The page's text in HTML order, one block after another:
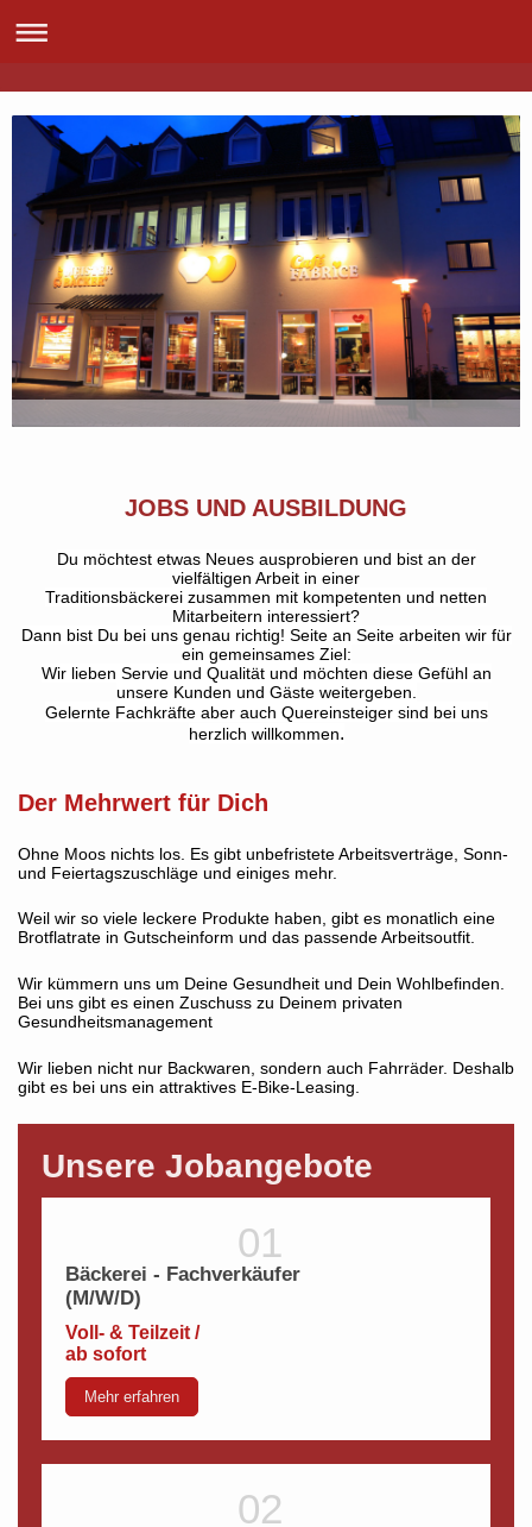
JOBS UND AUSBILDUNG
Du möchtest etwas Neues ausprobieren und bist an der
vielfältigen Arbeit in einer
Traditionsbäckerei zusammen mit kompetenten und netten
Mitarbeitern interessiert?
Dann bist Du bei uns genau richtig! Seite an Seite arbeiten wir für
ein gemeinsames Ziel:
Wir lieben Servie und Qualität und möchten diese Gefühl an
unsere Kunden und Gäste weitergeben.
Gelernte Fachkräfte aber auch Quereinsteiger sind bei uns
herzlich willkommen.
Der Mehrwert für Dich
Ohne Moos nichts los. Es gibt unbefristete Arbeitsverträge, Sonn-
und Feiertagszuschläge und einiges mehr.
Weil wir so viele leckere Produkte haben, gibt es monatlich eine
Brotflatrate in Gutscheinform und das passende Arbeitsoutfit.
Wir kümmern uns um Deine Gesundheit und Dein Wohlbefinden.
Bei uns gibt es einen Zuschuss zu Deinem privaten
Gesundheitsmanagement
Wir lieben nicht nur Backwaren, sondern auch Fahrräder. Deshalb
gibt es bei uns ein attraktives E-Bike-Leasing.
Unsere Jobangebote
Bäckerei - Fachverkäufer
(M/W/D)
Voll- & Teilzeit /
ab sofort
Mehr erfahren